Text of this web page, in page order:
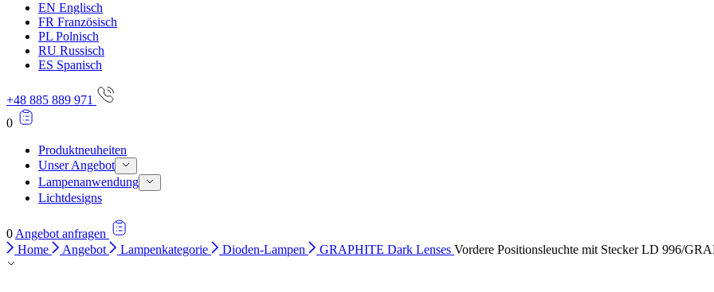
EN Englisch
FR Französisch
PL Polnisch
RU Russisch
ES Spanisch
+48 885 889 971
0
Produktneuheiten
Unser Angebot
Lampenanwendung
Lichtdesigns
0Angebot anfragen
Home
Angebot Lampenkategorie Dioden-Lampen GRAPHITE Dark Lenses Vordere Positionsleuchte mit Stecker LD 996/